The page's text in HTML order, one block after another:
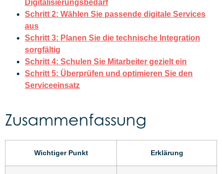
Digitalisierungsbedarf
Schritt 2: Wählen Sie passende digitale Services
aus
Schritt 3: Planen Sie die technische Integration
sorgfältig
Schritt 4: Schulen Sie Mitarbeiter gezielt ein
Schritt 5: Überprüfen und optimieren Sie den
Serviceeinsatz
Zusammenfassung
Wichtiger Punkt Erklärung